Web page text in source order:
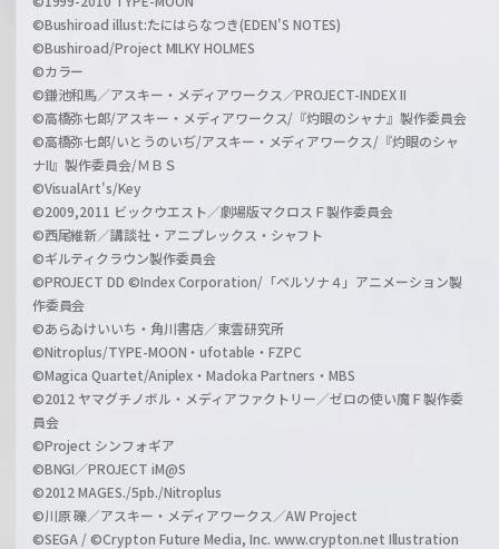
©Bushiroad illust:たにはらなつき(EDEN'S NOTES)
©Bushiroad/Project MILKY HOLMES
©カラー
©鎌池和馬／アスキー・メディアワークス／PROJECT-INDEX II
©高橋弥七郎/アスキー・メディアワークス/『灼眼のシャナ』製作委員会
©高橋弥七郎/いとうのいぢ/アスキー・メディアワークス/『灼眼のシャ
ナII』製作委員会/ＭＢＳ
©VisualArt's/Key
©2009,2011 ビックウエスト／劇場版マクロスＦ製作委員会
©西尾維新／講談社・アニプレックス・シャフト
©ギルティクラウン製作委員会
©PROJECT DD ©Index Corporation/「ペルソナ４」アニメーション製
作委員会
©あらゐけいいち・角川書店／東雲研究所
©Nitroplus/TYPE-MOON・ufotable・FZPC
©Magica Quartet/Aniplex・Madoka Partners・MBS
©2012 ヤマグチノボル・メディアファクトリー／ゼロの使い魔Ｆ製作委
員会
©Project シンフォギア
©BNGI／PROJECT iM@S
©2012 MAGES./5pb./Nitroplus
©川原 礫／アスキー・メディアワークス／AW Project
©SEGA / ©Crypton Future Media, Inc. www.crypton.net Illustration